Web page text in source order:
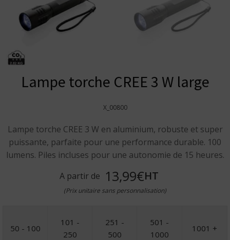
Lampe torche CREE 3 W large
X_00800
Lampe torche CREE 3 W en aluminium, robuste et super
puissante, parfaite pour une performance durable. 100
lumens. Piles incluses pour une autonomie de 15 heures.
A partir de 13,99€HT
(Prix unitaire sans personnalisation)
50 - 100
101 -
250
251 -
500
501 -
1000
1001 +